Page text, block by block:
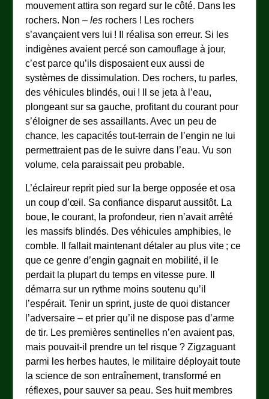
mouvement attira son regard sur le côté. Dans les
rochers. Non –les rochers ! Les rochers
s’avançaient vers lui ! Il réalisa son erreur. Si les
indigènes avaient percé son camouflage à jour,
c’est parce qu’ils disposaient eux aussi de
systèmes de dissimulation. Des rochers, tu parles,
des véhicules blindés, oui ! Il se jeta à l’eau,
plongeant sur sa gauche, profitant du courant pour
s’éloigner de ses assaillants. Avec un peu de
chance, les capacités tout-terrain de l’engin ne lui
permettraient pas de le suivre dans l’eau. Vu son
volume, cela paraissait peu probable.
L’éclaireur reprit pied sur la berge opposée et osa
un coup d’œil. Sa confiance disparut aussitôt. La
boue, le courant, la profondeur, rien n’avait arrêté
les massifs blindés. Des véhicules amphibies, le
comble. Il fallait maintenant détaler au plus vite ; ce
que ce genre d’engin gagnait en mobilité, il le
perdait la plupart du temps en vitesse pure. Il
démarra sur un rythme moins soutenu qu’il
l’espérait. Tenir un sprint, juste de quoi distancer
l’adversaire – et prier qu’il ne dispose pas d’arme
de tir. Les premières sentinelles n’en avaient pas,
mais pouvait-il prendre un tel risque ? Zigzaguant
parmi les herbes hautes, le militaire déployait toute
la science de son entraînement, transformé en
réflexes, pour sauver sa peau. Ses huit membres